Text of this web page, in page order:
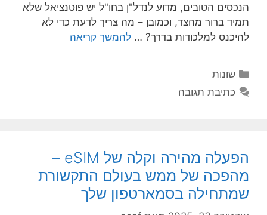
הנכסים הטובים, מדוע לנדל"ן בחו"ל יש פוטנציאל שלא
תמיד ברור מהצד, וכמובן – מה צריך לדעת כדי לא
להיכנס למלכודות בדרך? … להמשך קריאה
קטגוריות
שונות
כתיבת תגובה
הפעלה מהירה וקלה של eSIM –
מהפכה של ממש בעולם התקשורת
שמתחילה בסמארטפון שלך